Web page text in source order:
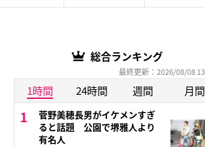
総合ランキング
最終更新：2026/08/08
1時間 24時間 週間 月間
菅野美穂長男がイケメンすぎ
ると話題 公園で堺雅人より
有名人